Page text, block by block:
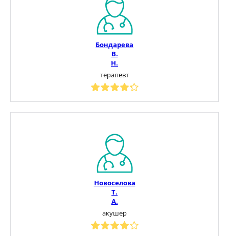
Бондарева
В.
Н.
терапевт
Новоселова
Т.
А.
акушер